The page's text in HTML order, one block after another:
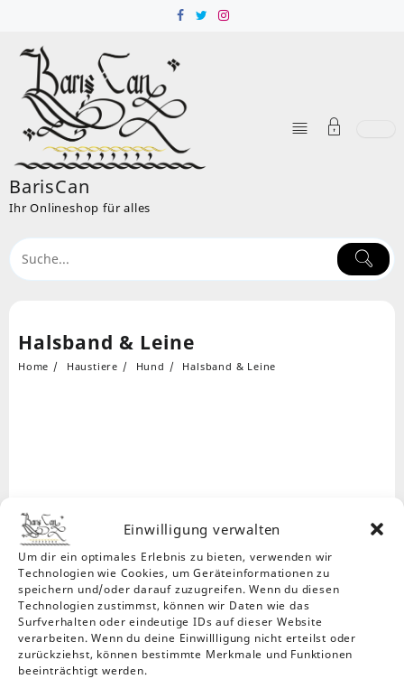
Einwilligung verwalten
Um dir ein optimales Erlebnis zu bieten, verwenden wir
Technologien wie Cookies, um Geräteinformationen zu
speichern und/oder darauf zuzugreifen. Wenn du diesen
Technologien zustimmst, können wir Daten wie das
Surfverhalten oder eindeutige IDs auf dieser Website
verarbeiten. Wenn du deine Einwillligung nicht erteilst oder
zurückziehst, können bestimmte Merkmale und Funktionen
beeinträchtigt werden.
content
BarisCan
Ihr Onlineshop für alles
Halsband & Leine
Home Haustiere Hund Halsband & Leine